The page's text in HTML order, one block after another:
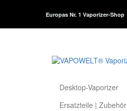
Europas Nr. 1 Vaporizer-Shop
Desktop-Vaporizer
Ersatzteile | Zubehör